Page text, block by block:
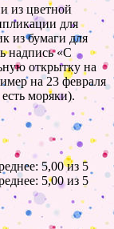
из цветной
для
из бумаги для
надпись «С
открытку на
на 23 февраля
моряки).